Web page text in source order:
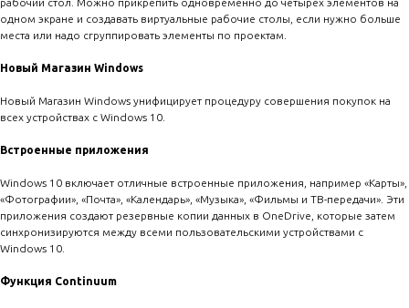
рабочий стол. Можно прикрепить одновременно до четырех элементов на
одном экране и создавать виртуальные рабочие столы, если нужно больше
места или надо сгруппировать элементы по проектам.
Новый Магазин Windows
Новый Магазин Windows унифицирует процедуру совершения покупок на
всех устройствах с Windows 10.
Встроенные приложения
Windows 10 включает отличные встроенные приложения, например «Карты»,
«Фотографии», «Почта», «Календарь», «Музыка», «Фильмы и ТВ-передачи». Эти
приложения создают резервные копии данных в OneDrive, которые затем
синхронизируются между всеми пользовательскими устройствами с
Windows 10.
Функция Continuum